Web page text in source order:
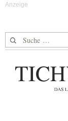
Suche nach: